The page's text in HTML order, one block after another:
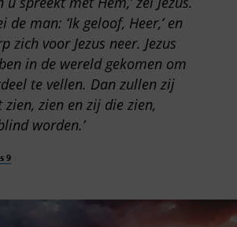
de man: ‘Ik geloof, Heer,’ en
zich voor Jezus neer. Jezus
in de wereld gekomen om
te vellen. Dan zullen zij
zien, zien en zij die zien,
worden.’
9